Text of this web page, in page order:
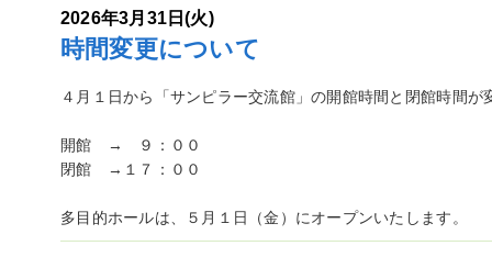
2026年3月31日(火)
時間変更について
４月１日から「サンピラー交流館」の開館時間と閉館時間が
開館 → ９：００
閉館 →１７：００
多目的ホールは、５月１日（金）にオープンいたします。